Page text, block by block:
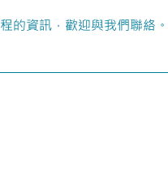
的資訊，歡迎與我們聯絡。